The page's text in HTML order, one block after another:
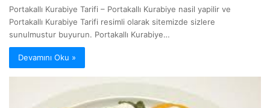
Portakallı Kurabiye Tarifi – Portakallı Kurabiye nasil yapilir ve
Portakallı Kurabiye Tarifi resimli olarak sitemizde sizlere
sunulmustur buyurun. Portakallı Kurabiye…
Devamını Oku »